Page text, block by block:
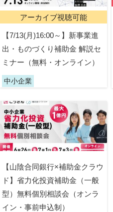
アーカイブ視聴可能
【7/13(月)16:00～】新事業進
出・ものづくり補助金 解説セ
ミナー（無料・オンライン）
中小企業
【山陰合同銀行×補助金クラウ
ド】省力化投資補助金（一般
型）無料個別相談会（オンラ
イン・事前申込制）